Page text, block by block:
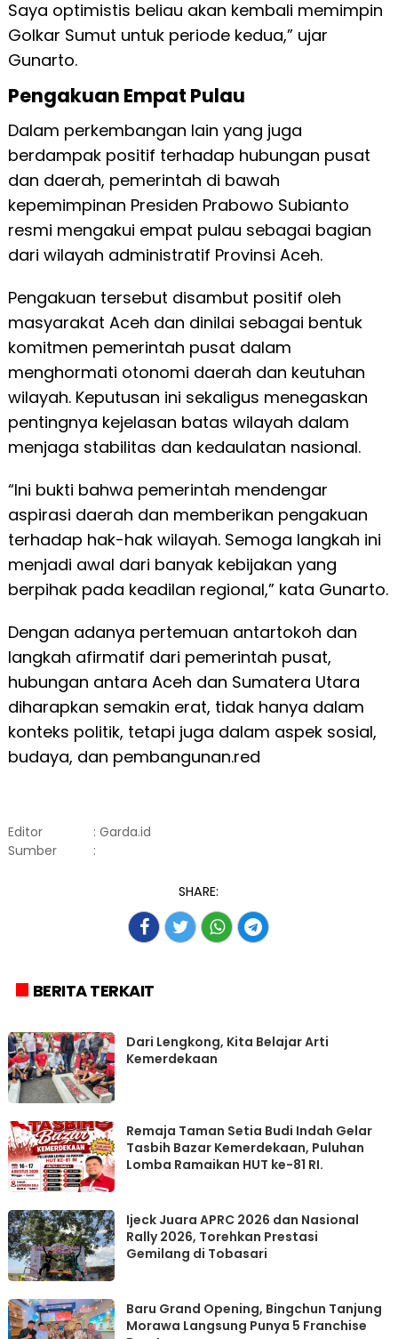
Saya optimistis beliau akan kembali memimpin
Golkar Sumut untuk periode kedua,” ujar
Gunarto.
Pengakuan Empat Pulau
Dalam perkembangan lain yang juga
berdampak positif terhadap hubungan pusat
dan daerah, pemerintah di bawah
kepemimpinan Presiden Prabowo Subianto
resmi mengakui empat pulau sebagai bagian
dari wilayah administratif Provinsi Aceh.
Pengakuan tersebut disambut positif oleh
masyarakat Aceh dan dinilai sebagai bentuk
komitmen pemerintah pusat dalam
menghormati otonomi daerah dan keutuhan
wilayah. Keputusan ini sekaligus menegaskan
pentingnya kejelasan batas wilayah dalam
menjaga stabilitas dan kedaulatan nasional.
“Ini bukti bahwa pemerintah mendengar
aspirasi daerah dan memberikan pengakuan
terhadap hak-hak wilayah. Semoga langkah ini
menjadi awal dari banyak kebijakan yang
berpihak pada keadilan regional,” kata Gunarto.
Dengan adanya pertemuan antartokoh dan
langkah afirmatif dari pemerintah pusat,
hubungan antara Aceh dan Sumatera Utara
diharapkan semakin erat, tidak hanya dalam
konteks politik, tetapi juga dalam aspek sosial,
budaya, dan pembangunan.red
Editor
: Garda.id
Sumber
:
SHARE:
BERITA TERKAIT
Dari Lengkong, Kita Belajar Arti
Kemerdekaan
Remaja Taman Setia Budi Indah Gelar
Tasbih Bazar Kemerdekaan, Puluhan
Lomba Ramaikan HUT ke-81 RI.
Ijeck Juara APRC 2026 dan Nasional
Rally 2026, Torehkan Prestasi
Gemilang di Tobasari
‎Baru Grand Opening, Bingchun Tanjung
Morawa Langsung Punya 5 Franchise